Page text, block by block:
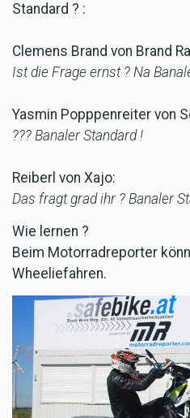
Standard ? :
Clemens Brand von Brand
Ist die Frage ernst ? Na
Yasmin Popppenreiter von
??? Banaler Standard !
Reiberl von Xajo:
Das fragt grad ihr ? Banaler
Wie lernen ?
Beim Motorradreporter
Wheeliefahren.